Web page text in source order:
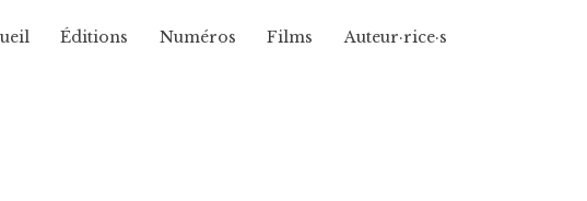
Éditions Numéros Films Auteur·rice·s